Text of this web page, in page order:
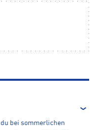
bei sommerlichen